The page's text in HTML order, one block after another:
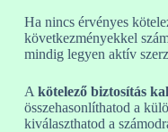
Ha nincs érvényes
következményekkel
mindig legyen aktív
A kötelező biztosítás
összehasonlíthatod a
kiválaszthatod a